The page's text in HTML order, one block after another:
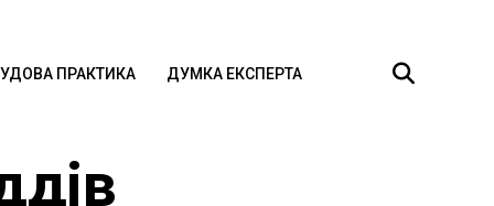
ПРАКТИКА ДУМКА ЕКСПЕРТА